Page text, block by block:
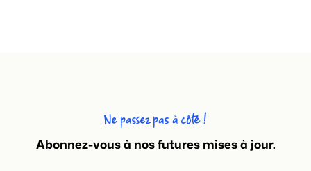
Ne passez pas à côté !
Abonnez-vous à nos futures mises à jour.